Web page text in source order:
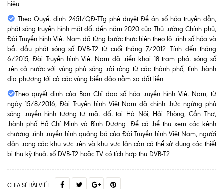
hiệu.
Theo Quyết định 2451/QĐ-TTg phê duyệt Đề án số hóa truyền dẫn,
phát sóng truyền hình mặt đất đến năm 2020 của Thủ tướng Chính phủ,
Đài Truyền hình Việt Nam đã từng bước thực hiện theo lộ trình số hóa và
bắt đầu phát sóng số DVB-T2 từ cuối tháng 7/2012. Tính đến tháng
6/2015, Đài Truyền hình Việt Nam đã triển khai 18 trạm phát sóng số
trên cả nước với vùng phủ sóng trải rộng từ các thành phố, tỉnh thành
địa phương tới cả các vùng biển đảo nằm xa đất liền.
Theo quyết định của Ban Chỉ đạo số hóa truyền hình Việt Nam, từ
ngày 15/8/2016, Đài Truyền hình Việt Nam đã chính thức ngừng phủ
sóng truyền hình tương tự mặt đất tại Hà Nội, Hải Phòng, Cần Thơ,
thành phố Hồ Chí Minh và Bình Dương. Để có thể thu xem các kênh
chương trình truyền hình quảng bá của Đài Truyền hình Việt Nam, người
dân trong các khu vực trên và khu vực lân cận có thể sử dụng các thiết
bị thu kỹ thuật số DVB-T2 hoặc TV có tích hợp thu DVB-T2.
CHIA SẺ BÀI VIẾT